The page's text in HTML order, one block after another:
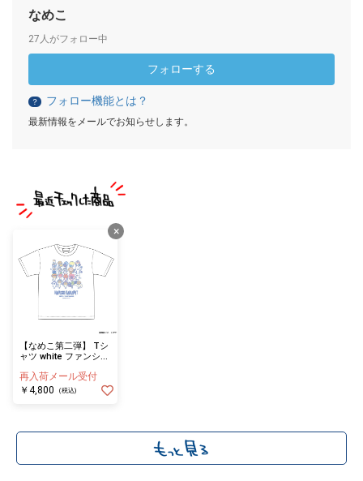
なめこ
27人がフォロー中
フォローする
？ フォロー機能とは？
最新情報をメールでお知らせします。
×
【なめこ第二弾】 Tシ
ャツ white ファンシー
再入荷メール受付
￥4,800
(税込)